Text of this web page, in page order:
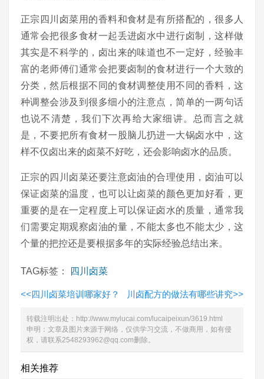
正宗四川卤菜用的香料和食材是有所搭配的，很多人
通常会把很多食材一起丢进卤水中进行卤制，这样做
其实是不科学的，卤出来的味道也不一定好，经验丰
富的老师傅们通常会把要卤制的食材进行一个大致的
分类，然后根据不同的食材调整使用不同的香料，这
种调整会涉及到很多细小的注意点，简单的一两句话
也说不清楚，我们下次再给大家细讲。总而言之就
是，不要把所有食材一股脑儿扔进一大锅卤水中，这
样不仅卤出来的卤菜不好吃，还会影响卤水的品质。
正宗的四川卤菜还要注意卤油的合理使用，卤油可以
保证卤菜的温度，也可以让卤菜的颜色更加好看，更
重要的是在一定程度上可以保证卤水的质量，通常我
们需要定期观察卤油的量，不能太多也不能太少，这
个量的把控还是要根据多年的实际经验总结出来。
TAG标签： 四川卤菜
<<四川卤菜培训哪家好？ 川卤配方的做法有哪些讲究>>
转载注明出处： http://www.mylucai.com/lucaipeixun/3619.html
申明：文章及图片来源于网络，仅供学习交流，不做商用，如有侵
权，请联系2548293962@qq.com删除。
相关推荐